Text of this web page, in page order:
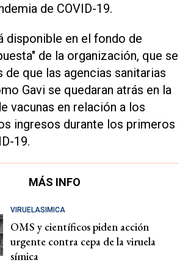
de COVID-19.
disponible en el fondo de
de la organización, que se
de que las agencias sanitarias
Gavi se quedaran atrás en la
vacunas en relación a los
ingresos durante los primeros
19.
MÁS INFO
VIRUELASIMICA
OMS y científicos piden acción
urgente contra cepa de la viruela
símica